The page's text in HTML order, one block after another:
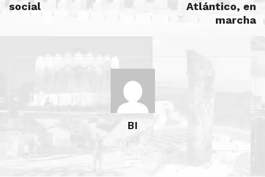
social
Atlántico, en
marcha
BI